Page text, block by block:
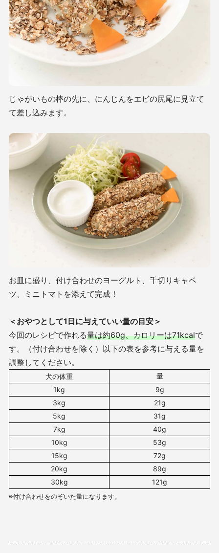
じゃがいもの棒の先に、にんじんをエビの尻尾に見立て
て差し込みます。
お皿に盛り、付け合わせのヨーグルト、千切りキャベ
ツ、ミニトマトを添えて完成！
＜おやつとして1日に与えていい量の目安＞
今回のレシピで作れる量は約60g、カロリーは71kcalで
す。（付け合わせを除く）以下の表を参考に与える量を
調整してください。
犬の体重
量
1kg
9g
3kg
21g
5kg
31g
7kg
40g
10kg
53g
15kg
72g
20kg
89g
30kg
121g
※付け合わせをのぞいた量になります。